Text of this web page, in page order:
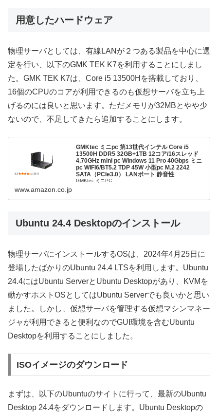
用意したハードウェア
物理サーバとしては、有線LANが２つある製品を中心に選
定を行い、以下のGMK TEK K7を利用することにしまし
た。GMK TEK K7は、Core i5 13500Hを搭載しており、
16個のCPUのコアが利用できるのも仮想サーバを立ち上
げるのには良いと思います。ただメモリが32MBとやや少
ないので、不足してきたら追加することにします。
GMKtec ミニpc 第13世代インテル Core i5
13500H DDR5 32GB+1TB 12コア/16スレッド
4.70GHz mini pc Windows 11 Pro 40Gbps ミニ
pc WIFI6/BT5.2 TDP 45W 小型pc M.2 2242
SATA（PCIe3.0） LANポート 静音性
GMKtec ミニPC
www.amazon.co.jp
Ubuntu 24.4 Desktopのインストール
物理サーバにインストールするOSは、2024年4月25日に
登場したばかりのUbuntu 24.4 LTSを利用します。Ubuntu
24.4にはUbuntu ServerとUbuntu Desktopがあり、KVMを
動かすホストOSとしてはUbuntu Serverでも良いかと思い
ました。しかし、仮想サーバを管理する仮想マシンマネー
ジャが利用できると便利なのでGUI環境を含むUbuntu
Desktopを利用することにしました。
ISOイメージのダウンロード
まずは、以下のUbuntuのサイトに行って、最新のUbuntu
Desktop 24.4をダウンロードします。Ubuntu Desktopの